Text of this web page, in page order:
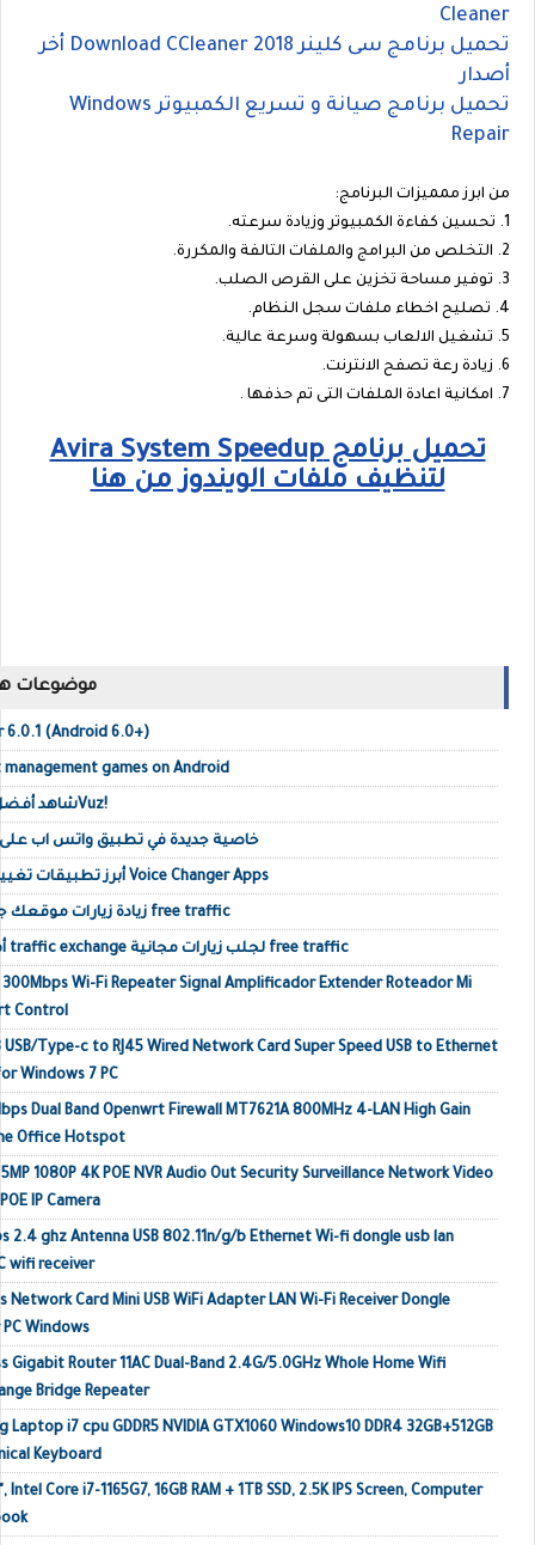
Cleaner
تحميل برنامج سى كلينر Download CCleaner 2018 أخر
أصدار
تحميل برنامج صيانة و تسريع الكمبيوتر Windows
Repair
من ابرز ممميزات البرنامج:
1. تحسين كفاءة الكمبيوتر وزيادة سرعته.
2. التخلص من البرامج والملفات التالفة والمكررة.
3. توفير مساحة تخزين على القرص الصلب.
4. تصليح اخطاء ملفات سجل النظام.
5. تشغيل الالعاب بسهولة وسرعة عالية.
6. زيادة رعة تصفح الانترنت.
7. امكانية اعادة الملفات التى تم حذفها .
تحميل برنامج Avira System Speedup
لتنظيف ملفات الويندوز من هنا
موضوعات
6.0.1 (Android 6.0+)
games on Android
شاهد أفضل مقاطع الفيديو على 360Vuz!
خاصية جديدة في تطبيق واتس اب على أندرويد 2019
أبرز تطبيقات تغيير الصوت في أجهزة أندرويد Voice Changer Apps
زيادة زيارات موقعك جلب زيارات حقيقية أجنبية free traffic
أفضل مواقع تبادل الزيارات traffic exchange لجلب زيارات مجانية free traffic
Wi-Fi Repeater Signal Amplificador Extender Roteador Mi
Control
USB/Type-c to RJ45 Wired Network Card Super Speed USB to Ethernet
Windows 7 PC
Dual Band Openwrt Firewall MT7621A 800MHz 4-LAN High Gain
Office Hotspot
1080P 4K POE NVR Audio Out Security Surveillance Network Video
IP Camera
2.4 ghz Antenna USB 802.11n/g/b Ethernet Wi-fi dongle usb lan
wifi receiver
Network Card Mini USB WiFi Adapter LAN Wi-Fi Receiver Dongle
Windows
Gigabit Router 11AC Dual-Band 2.4G/5.0GHz Whole Home Wifi
Bridge Repeater
Laptop i7 cpu GDDR5 NVIDIA GTX1060 Windows10 DDR4 32GB+512GB
Keyboard
Core i7-1165G7, 16GB RAM + 1TB SSD, 2.5K IPS Screen, Computer